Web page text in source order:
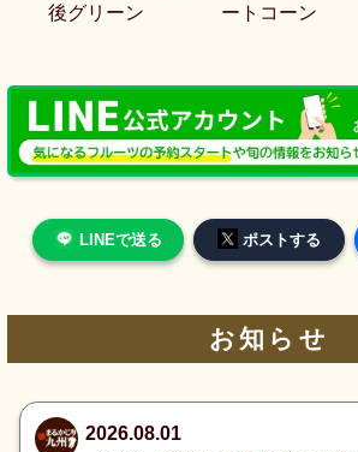
後グリーン
ートコーン
LINEで送る ポストする
お知らせ
2026.08.01